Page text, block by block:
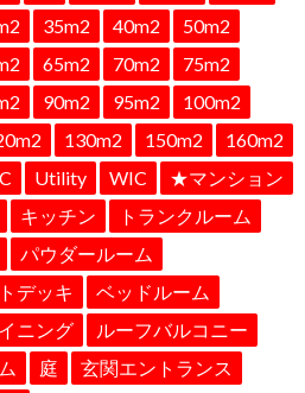
35m2 40m2
50m2
65m2 70m2
75m2
90m2 95m2
100m2
130m2 150m2
160m2
Utility WIC
★マンション
キッチン
トランクルーム
パウダールーム
デッキ
ベッドルーム
ニング
ルーフバルコニー
庭
玄関エントランス